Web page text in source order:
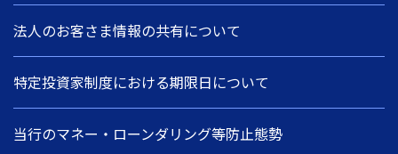
法人のお客さま情報の共有について
特定投資家制度における期限日について
当行のマネー・ローンダリング等防止態勢